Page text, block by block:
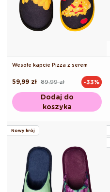
Wesołe kapcie Pizza z serem
Cena
89,99 zł
Cena
59,99 zł -33%
Dodaj do
koszyka
Nowy krój